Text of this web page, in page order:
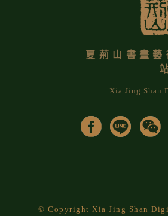
夏荊山書畫藝
Xia Jing Shan
© Copyright Xia Jing Shan